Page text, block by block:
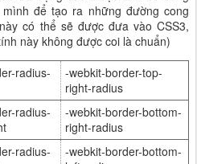
để tạo ra những đường cong
có thể sẽ được đưa vào CSS3,
này không được coi là chuẩn)
radius-
-webkit-border-top-
right-radius
radius-
-webkit-border-bottom-
right-radius
radius-
-webkit-border-bottom-